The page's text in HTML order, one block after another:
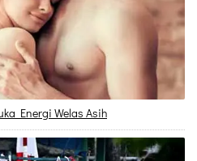
Energi Welas Asih